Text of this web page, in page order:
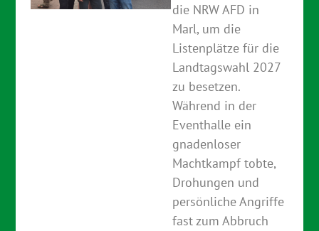
die NRW AFD in
Marl, um die
Listenplätze für die
Landtagswahl 2027
zu besetzen.
Während in der
Eventhalle ein
gnadenloser
Machtkampf tobte,
Drohungen und
persönliche Angriffe
fast zum Abbruch